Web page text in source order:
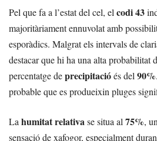
Pel que fa a l’estat del cel, elcodi 43
majoritàriament ennuvolat amb
esporàdics. Malgrat els intervals de
destacar que hi ha una alta probabilitat
percentatge deprecipitacióés del90%
probable que es produeixin pluges
Lahumitat relativase situa al75%,
sensació de xafogor, especialment